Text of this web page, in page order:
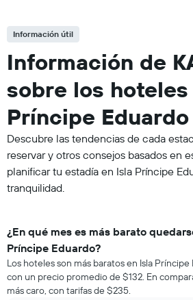
Información útil
Información de
sobre los hoteles
Príncipe Eduardo
Descubre las tendencias de cada
reservar y otros consejos basados en
planificar tu estadía en Isla Príncipe
tranquilidad.
¿En qué mes es más barato
Príncipe Eduardo?
Los hoteles son más baratos en Isla
con un precio promedio de $132. En
más caro, con tarifas de $235.